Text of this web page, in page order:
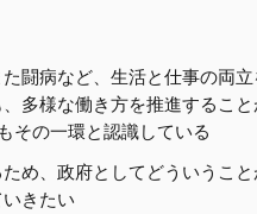
闘病など、生活と仕事の両
多様な働き方を推進すること
その一環と認識している
め、政府としてどういうこ
きたい